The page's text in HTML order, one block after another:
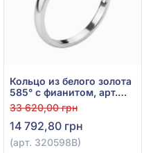
Кольцо из белого золота
585° с фианитом, арт.
320598В
33 620,00 грн
14 792,80 грн
(арт. 320598В)